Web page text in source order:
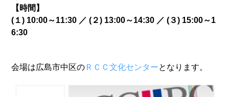
【時間】
(１) 10:00～11:30 ／ (２) 13:00～14:30 ／ (３) 15:00～1
6:30
会場は広島市中区の ＲＣＣ文化センターとなります。